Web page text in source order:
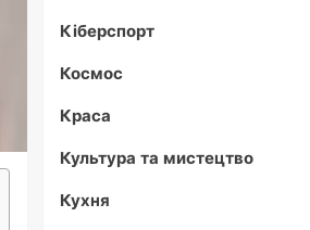
Кіберспорт
Космос
Краса
Культура та мистецтво
Кухня